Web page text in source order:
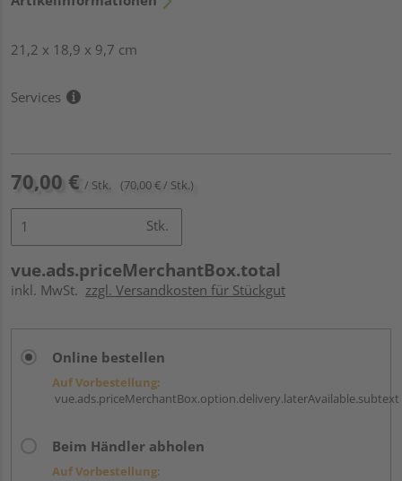
21,2 x 18,9 x 9,7 cm
Services
70,00 € / Stk. (70,00 € / Stk.)
Stk.
vue.ads.priceMerchantBox.total
inkl. MwSt. zzgl. Versandkosten für Stückgut
Online bestellen
Auf Vorbestellung:
vue.ads.priceMerchantBox.option.delivery.laterAvailable.subtext
Beim Händler abholen
Auf Vorbestellung: